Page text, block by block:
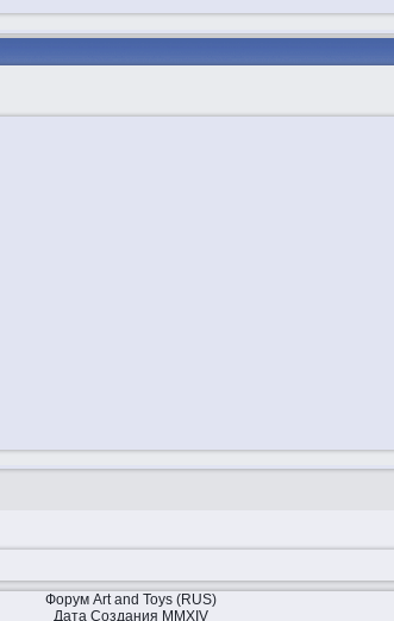
Форум Art and Toys (RUS)
Дата Создания MMXIV